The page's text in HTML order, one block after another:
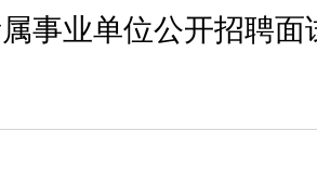
事业单位公开招聘面